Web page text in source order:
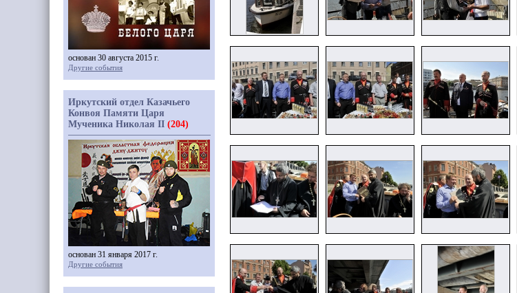
основан 30 августа 2015 г.
Другие события
Иркутский отдел Казачьего
Конвоя Памяти Царя
Мученика Николая II (204)
основан 31 января 2017 г.
Другие события